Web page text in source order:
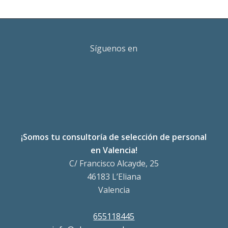
Síguenos en
¡Somos tu consultoría de selección de personal
en Valencia!
C/ Francisco Alcayde, 25
46183 L’Eliana
Valencia
655118445